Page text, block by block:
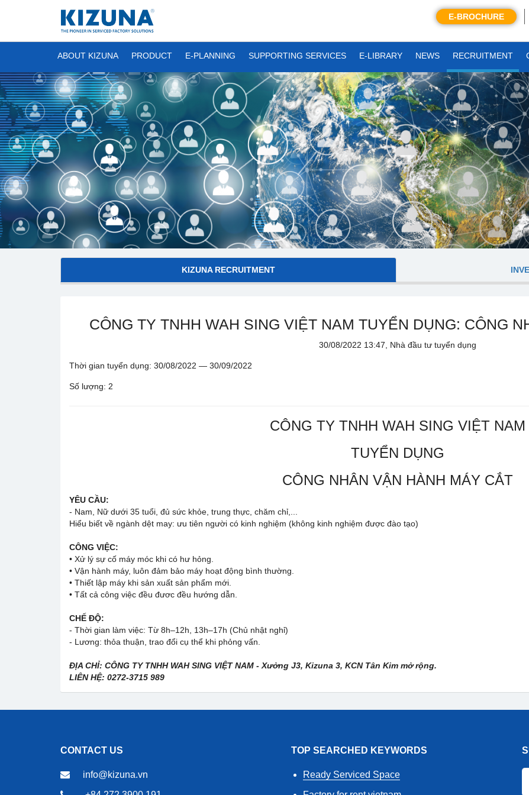
E-BROCHURE
ABOUT KIZUNA PRODUCT E-PLANNING SUPPORTING SERVICES E-LIBRARY NEWS RECRUITMENT
KIZUNA RECRUITMENT
CÔNG TY TNHH WAH SING VIỆT NAM TUYỂN DỤNG: CÔNG
30/08/2022 13:47, Nhà đầu tư tuyển dụng
Thời gian tuyển dụng: 30/08/2022 — 30/09/2022
Số lượng: 2
CÔNG TY TNHH WAH SING VIỆT NAM
TUYỂN DỤNG
CÔNG NHÂN VẬN HÀNH MÁY CẮT
YÊU CẦU:
- Nam, Nữ dưới 35 tuổi, đủ sức khỏe, trung thực, chăm chỉ,...
Hiểu biết về ngành dệt may: ưu tiên người có kinh nghiệm (không kinh nghiệm được đào tạo)
CÔNG VIỆC:
• Xử lý sự cố máy móc khi có hư hỏng.
• Vận hành máy, luôn đảm bảo máy hoạt động bình thường.
• Thiết lập máy khi sản xuất sản phẩm mới.
• Tất cả công việc đều đươc đều hướng dẫn.
CHẾ ĐỘ:
- Thời gian làm việc: Từ 8h–12h, 13h–17h (Chủ nhật nghỉ)
- Lương: thỏa thuận, trao đổi cụ thể khi phỏng vấn.
ĐỊA CHỈ: CÔNG TY TNHH WAH SING VIỆT NAM - Xưởng J3, Kizuna 3, KCN Tân Kim mở rộng.
LIÊN HỆ: 0272-3715 989
CONTACT US
info@kizuna.vn
TOP SEARCHED KEYWORDS
Ready Serviced Space